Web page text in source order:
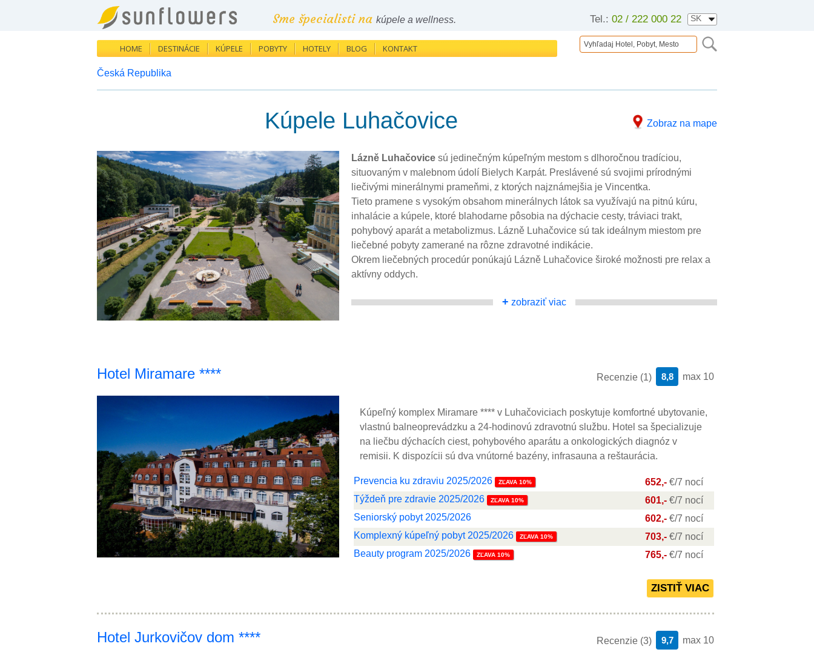
Tel.: 02 / 222 000 22
Sme špecialisti na kúpele a wellness.
HOME DESTINÁCIE KÚPELE POBYTY HOTELY BLOG KONTAKT
Česká Republika
Zobraz na mape
Kúpele Luhačovice
Lázně Luhačovice sú jedinečným kúpeľným mestom s dlhoročnou tradíciou,
situovaným v malebnom údolí Bielych Karpát. Preslávené sú svojimi prírodnými
liečivými minerálnymi prameňmi, z ktorých najznámejšia je Vincentka.
Tieto pramene s vysokým obsahom minerálnych látok sa využívajú na pitnú kúru,
inhalácie a kúpele, ktoré blahodarne pôsobia na dýchacie cesty, tráviaci trakt,
pohybový aparát a metabolizmus. Lázně Luhačovice sú tak ideálnym miestom pre
liečebné pobyty zamerané na rôzne zdravotné indikácie.
Okrem liečebných procedúr ponúkajú Lázně Luhačovice široké možnosti pre relax a
aktívny oddych.
+ zobraziť viac
Recenzie (1) max 10
8,8
Hotel Miramare ****
Kúpeľný komplex Miramare **** v Luhačoviciach poskytuje komfortné ubytovanie,
vlastnú balneoprevádzku a 24-hodinovú zdravotnú službu. Hotel sa špecializuje
na liečbu dýchacích ciest, pohybového aparátu a onkologických diagnóz v
remisii. K dispozícii sú dva vnútorné bazény, infrasauna a reštaurácia.
Prevencia ku zdraviu 2025/2026 ZĽAVA 10% 652,- €/7 nocí
Týždeň pre zdravie 2025/2026
ZĽAVA 10% 601,- €/7 nocí
Seniorský pobyt 2025/2026
602,- €/7 nocí
Komplexný kúpeľný pobyt 2025/2026
ZĽAVA 10% 703,- €/7 nocí
Beauty program 2025/2026
ZĽAVA 10% 765,- €/7 nocí
Recenzie (3) max 10
9,7
Hotel Jurkovičov dom ****